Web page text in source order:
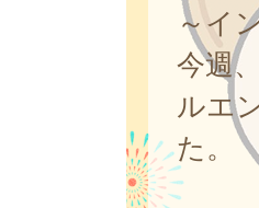
～イ
今週
ルエ
た。